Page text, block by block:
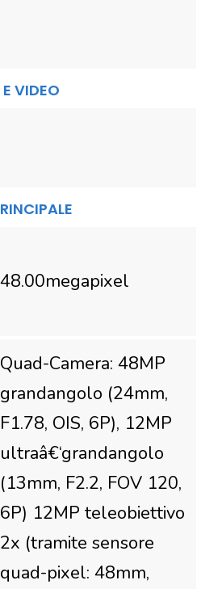
VIDEO
48.00megapixel
Quad-Camera: 48MP
grandangolo (24mm,
F1.78, OIS, 6P), 12MP
ultraâ€‘grandangolo
(13mm, F2.2, FOV 120,
6P) 12MP teleobiettivo
2x (tramite sensore
quad-pixel: 48mm,